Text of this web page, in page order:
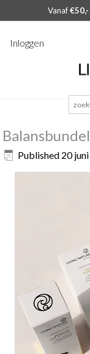
Vanaf€50,-
Inloggen
naar:
Published 20